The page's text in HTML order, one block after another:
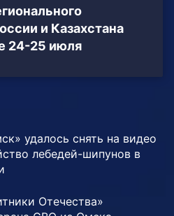
и Казахстана
24-25 июля
удалось снять на видео
лебедей-шипунов в
Отечества»